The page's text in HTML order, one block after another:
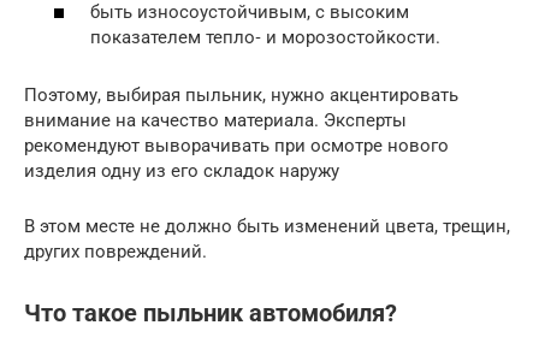
быть износоустойчивым, с высоким
показателем тепло‐ и морозостойкости.
Поэтому, выбирая пыльник, нужно акцентировать
внимание на качество материала. Эксперты
рекомендуют выворачивать при осмотре нового
изделия одну из его складок наружу
В этом месте не должно быть изменений цвета, трещин,
других повреждений.
Что такое пыльник автомобиля?